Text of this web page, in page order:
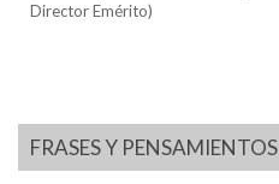
Director Emérito)
FRASES Y PENSAMIENTOS